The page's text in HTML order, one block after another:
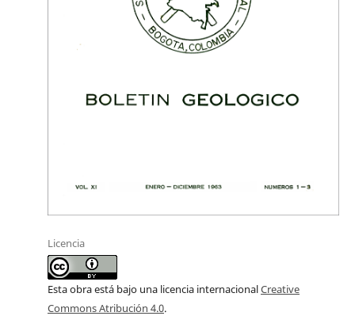
Licencia
Esta obra está bajo una licencia internacionalCreative
Commons Atribución 4.0.